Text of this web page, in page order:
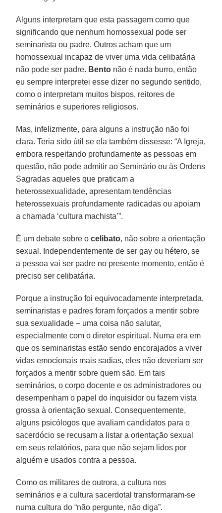
Alguns interpretam que esta passagem como que
significando que nenhum homossexual pode ser
seminarista ou padre. Outros acham que um
homossexual incapaz de viver uma vida celibatária
não pode ser padre. Bento não é nada burro, então
eu sempre interpretei esse dizer no segundo sentido,
como o interpretam muitos bispos, reitores de
seminários e superiores religiosos.
Mas, infelizmente, para alguns a instrução não foi
clara. Teria sido útil se ela também dissesse: “A Igreja,
embora respeitando profundamente as pessoas em
questão, não pode admitir ao Seminário ou às Ordens
Sagradas aqueles que praticam a
heterossexualidade, apresentam tendências
heterossexuais profundamente radicadas ou apoiam
a chamada ‘cultura machista’”.
É um debate sobre ocelibato, não sobre a orientação
sexual. Independentemente de ser gay ou hétero, se
a pessoa vai ser padre no presente momento, então é
preciso ser celibatária.
Porque a instrução foi equivocadamente interpretada,
seminaristas e padres foram forçados a mentir sobre
sua sexualidade – uma coisa não salutar,
especialmente com o diretor espiritual. Numa era em
que os seminaristas estão sendo encorajados a viver
vidas emocionais mais sadias, eles não deveriam ser
forçados a mentir sobre quem são. Em tais
seminários, o corpo docente e os administradores ou
desempenham o papel do inquisidor ou fazem vista
grossa à orientação sexual. Consequentemente,
alguns psicólogos que avaliam candidatos para o
sacerdócio se recusam a listar a orientação sexual
em seus relatórios, para que não sejam lidos por
alguém e usados contra a pessoa.
Como os militares de outrora, a cultura nos
seminários e a cultura sacerdotal transformaram-se
numa cultura do “não pergunte, não diga”.